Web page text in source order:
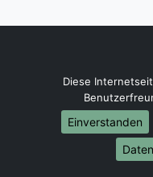
Europa-Umzüge
Umzug von Münster
Umzug von Münster
Umzug von Münster
Umzug von Münster
Diese
Einverstanden